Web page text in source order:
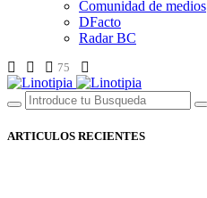
Comunidad de medios
DFacto
Radar BC
75
ARTICULOS RECIENTES